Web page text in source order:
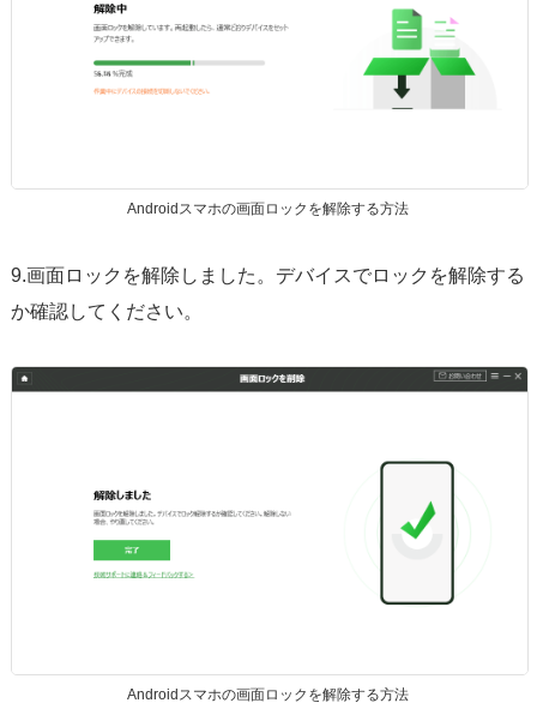
Androidスマホの画面ロックを解除する方法
9.画面ロックを解除しました。デバイスでロックを解除する
か確認してください。
Androidスマホの画面ロックを解除する方法